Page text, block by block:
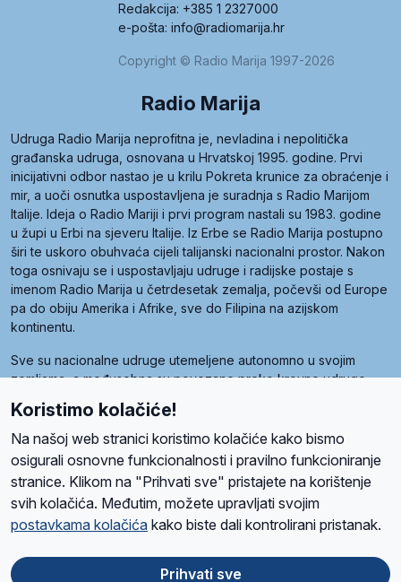
Redakcija: +385 1 2327000
e-pošta: info@radiomarija.hr
Copyright © Radio Marija 1997-2026
Radio Marija
Udruga Radio Marija neprofitna je, nevladina i nepolitička
građanska udruga, osnovana u Hrvatskoj 1995. godine. Prvi
inicijativni odbor nastao je u krilu Pokreta krunice za obraćenje i
mir, a uoči osnutka uspostavljena je suradnja s Radio Marijom
Italije. Ideja o Radio Mariji i prvi program nastali su 1983. godine
u župi u Erbi na sjeveru Italije. Iz Erbe se Radio Marija postupno
širi te uskoro obuhvaća cijeli talijanski nacionalni prostor. Nakon
toga osnivaju se i uspostavljaju udruge i radijske postaje s
imenom Radio Marija u četrdesetak zemalja, počevši od Europe
pa do obiju Amerika i Afrike, sve do Filipina na azijskom
kontinentu.
Sve su nacionalne udruge utemeljene autonomno u svojim
zemljama, a međusobna su povezane preko krovne udruge
Radio Maria). Svjetsku obitelj utemeljilo je sedam članica, među
kojima je i hrvatska Udruga Radio Marija.
O namaRadio ProgramVolonteriPrijateljiKontaktPravila privatnosti
Ova stranica je zaštićena Google reCAPTCHA sustavom
Koristimo kolačiće!
Na našoj web stranici koristimo kolačiće kako bismo
osigurali osnovne funkcionalnosti i pravilno funkcioniranje
stranice. Klikom na "Prihvati sve" pristajete na korištenje
svih kolačića. Međutim, možete upravljati svojim
postavkama kolačića kako biste dali kontrolirani pristanak.
Prihvati sve